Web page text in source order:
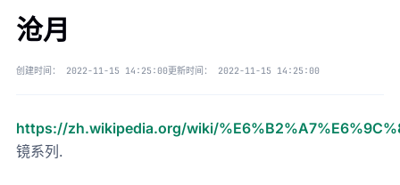
沧月
创建时间： 2022-11-15 14:25:00更新时间： 2022-11-15 14:25:00
https://zh.wikipedia.org/wiki/
镜系列.